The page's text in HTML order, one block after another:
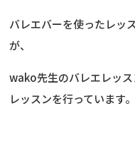
バレエバーを使ったレッ
が、
wako先生のバレエレッ
レッスンを行っています。